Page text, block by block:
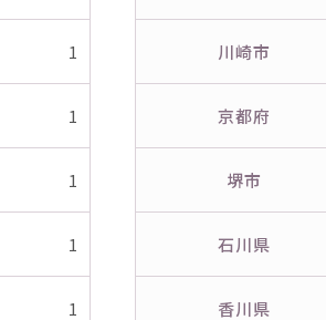
1
1
1
1
1
川崎市
京都府
堺市
石川県
香川県